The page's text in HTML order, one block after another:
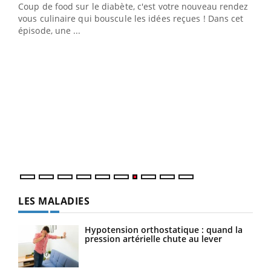
Coup de food sur le diabète, c'est votre nouveau rendez-
vous culinaire qui bouscule les idées reçues ! Dans cet
épisode, une ...
LES MALADIES
Hypotension orthostatique : quand la
pression artérielle chute au lever